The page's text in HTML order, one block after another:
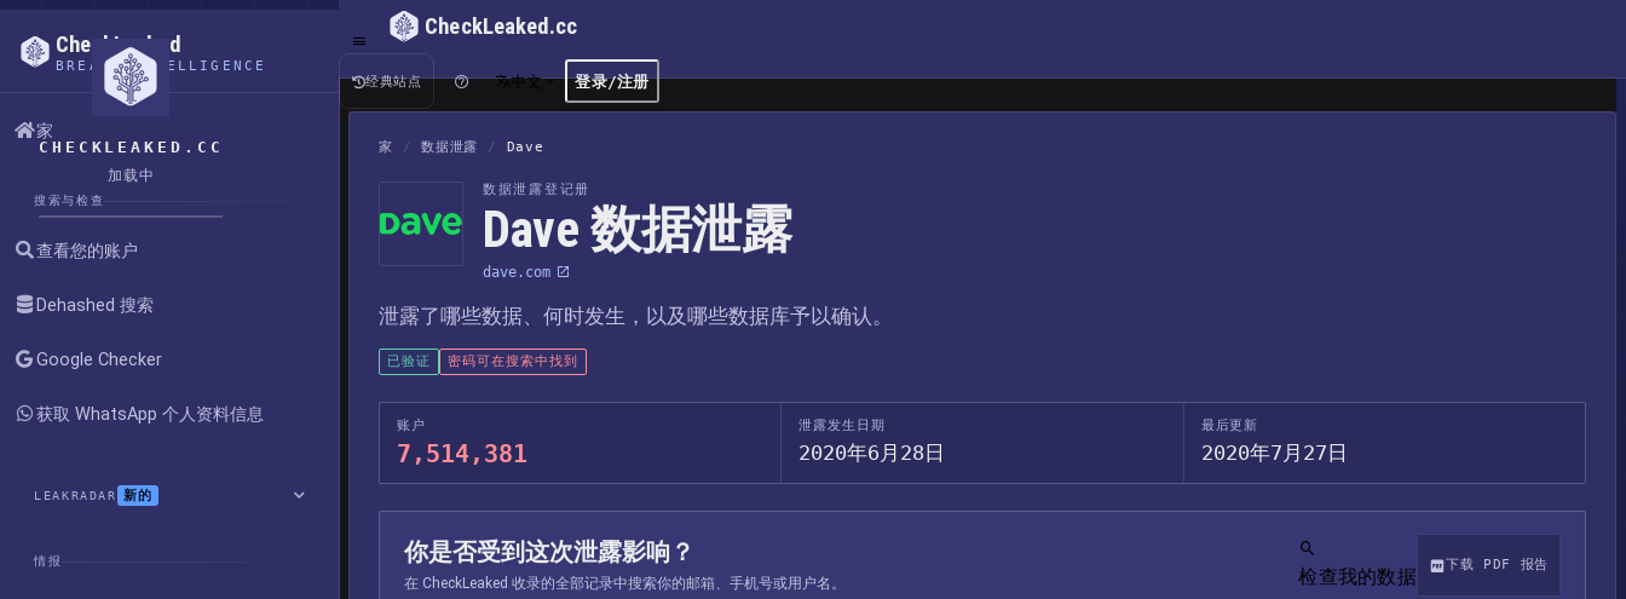
CHECKLEAKED.CC
加载中
CheckLeaked
BREACH INTELLIGENCE
家
搜索与检查
查看您的账户
Dehashed 搜索
Google Checker
获取 WhatsApp 个人资料信息
LEAKRADAR 新的
情报
CheckLeaked.cc
经典站点 中文 登录/注册
家 / 数据泄露 / Dave
数据泄露登记册
Dave 数据泄露
dave.com
泄露了哪些数据、何时发生，以及哪些数据库予以确认。
已验证 密码可在搜索中找到
账户
7,514,381
泄露发生日期
2020年6月28日
最后更新
2020年7月27日
你是否受到这次泄露影响？
在 CheckLeaked 收录的全部记录中搜索你的邮箱、手机号或用户名。 检查我的数据
下载 PDF 报告